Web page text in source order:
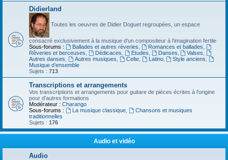
Didierland
Toutes les oeuvres de Didier Doguet regroupées, un espace
consacré exclusivement à la musique d'un compositeur à l'imagination fertile
Sous-forums :
Ballades et autres réveries Romances et ballades
Rêveries et berceuses
Dédicaces Etudes Danses Valses
Autres danses
Autres musiques Celte, Latino, Style anciens
Musique d’ensemble
Sujets : 713
Transcriptions et arrangements
Vos transcriptions et arrangements pour guitare de pièces écrites à l'origine
pour d'autres formations
Modérateur : Charango
Sous-forums :
La musique classique,
Chansons et musiques
traditionnelles
Sujets : 176
Audio et vidéo
Audio